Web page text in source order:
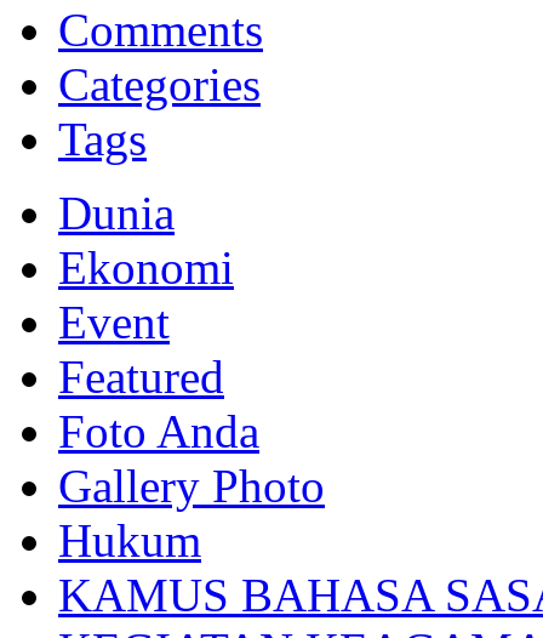
Memberikan yang terbaik sesuai kaidah Islam, kunjungi situs resmi
Comments
Categories
Tags
Dunia
Ekonomi
Event
Featured
Foto Anda
Gallery Photo
Hukum
KAMUS BAHASA